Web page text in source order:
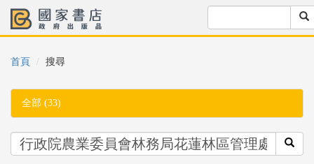
首頁 搜尋
全部 (33)